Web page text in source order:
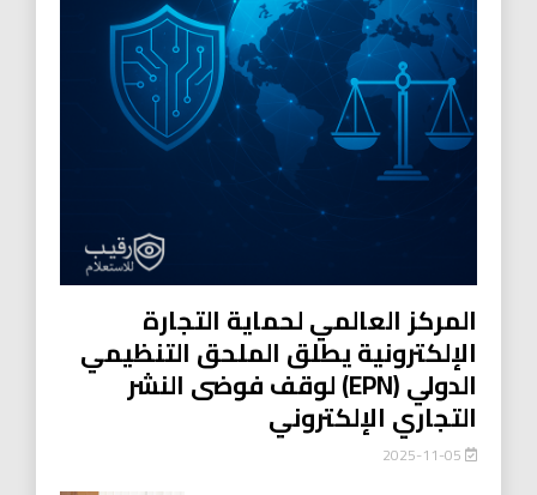
المركز العالمي لحماية التجارة
الإلكترونية يطلق الملحق التنظيمي
الدولي (EPN) لوقف فوضى النشر
التجاري الإلكتروني